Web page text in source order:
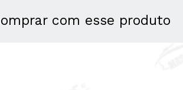
com esse produto